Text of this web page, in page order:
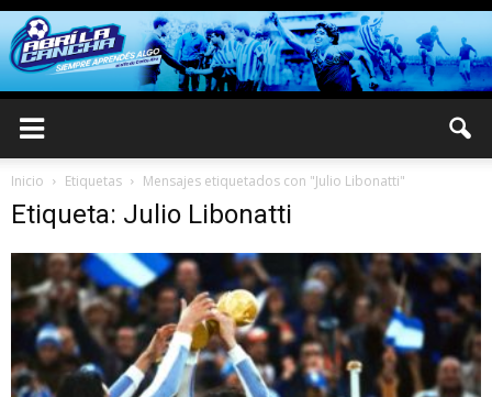
Inicio Etiquetas Mensajes etiquetados con "Julio Libonatti"
Etiqueta: Julio Libonatti